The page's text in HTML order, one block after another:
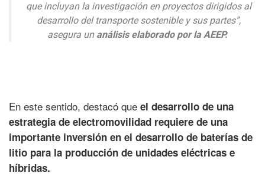
que incluyan la investigación en proyectos dirigidos al
desarrollo del transporte sostenible y sus partes”,
asegura un análisis elaborado por la AEEP.
En este sentido, destacó que el desarrollo de una
estrategia de electromovilidad requiere de una
importante inversión en el desarrollo de baterías de
litio para la producción de unidades eléctricas e
híbridas.